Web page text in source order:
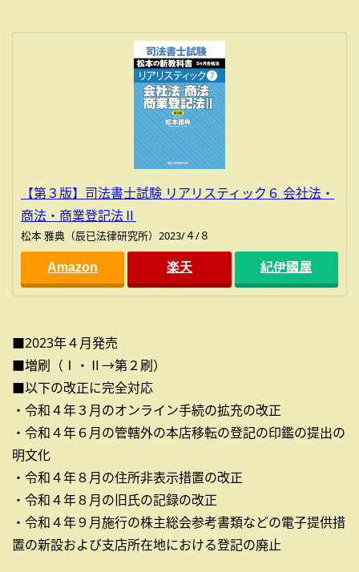
【第３版】司法書士試験 リアリスティック６ 会社法・
商法・商業登記法Ⅱ
松本 雅典（辰已法律研究所）2023/４/８
Amazon 楽天 紀伊國屋
■2023年４月発売
■増刷（Ⅰ・Ⅱ→第２刷）
■以下の改正に完全対応
・令和４年３月のオンライン手続の拡充の改正
・令和４年６月の管轄外の本店移転の登記の印鑑の提出の
明文化
・令和４年８月の住所非表示措置の改正
・令和４年８月の旧氏の記録の改正
・令和４年９月施行の株主総会参考書類などの電子提供措
置の新設および支店所在地における登記の廃止